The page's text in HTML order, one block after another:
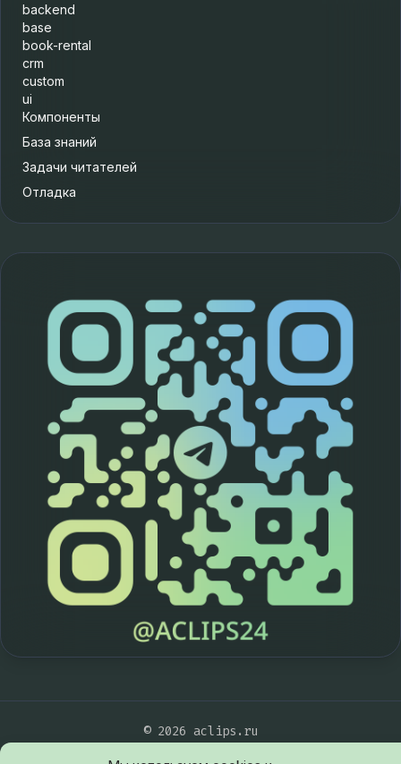
backend
base
book-rental
crm
custom
ui
Компоненты
База знаний
Задачи читателей
Отладка
© 2026 aclips.ru